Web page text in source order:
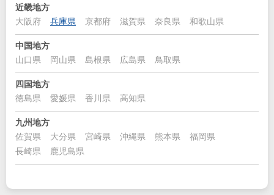
近畿地方
大阪府
兵庫県 京都府 滋賀県 奈良県 和歌山県
中国地方
山口県
岡山県 島根県 広島県 鳥取県
四国地方
徳島県
愛媛県 香川県 高知県
九州地方
佐賀県
大分県 宮崎県 沖縄県 熊本県
福岡県
長崎県
鹿児島県